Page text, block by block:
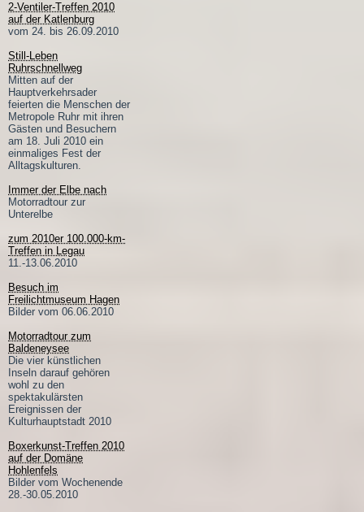
2-Ventiler-Treffen 2010
auf der Katlenburg
vom 24. bis 26.09.2010
Still-Leben
Ruhrschnellweg
Mitten auf der
Hauptverkehrsader
feierten die Menschen der
Metropole Ruhr mit ihren
Gästen und Besuchern
am 18. Juli 2010 ein
einmaliges Fest der
Alltagskulturen.
Immer der Elbe nach
Motorradtour zur
Unterelbe
zum 2010er 100.000-km-
Treffen in Legau
11.-13.06.2010
Besuch im
Freilichtmuseum Hagen
Bilder vom 06.06.2010
Motorradtour zum
Baldeneysee
Die vier künstlichen
Inseln darauf gehören
wohl zu den
spektakulärsten
Ereignissen der
Kulturhauptstadt 2010
Boxerkunst-Treffen 2010
auf der Domäne
Hohlenfels
Bilder vom Wochenende
28.-30.05.2010